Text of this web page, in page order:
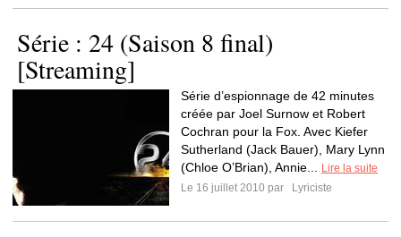
Série : 24 (Saison 8 final)
[Streaming]
Série d’espionnage de 42 minutes
créée par Joel Surnow et Robert
Cochran pour la Fox. Avec Kiefer
Sutherland (Jack Bauer), Mary Lynn
(Chloe O’Brian), Annie...
Lire la suite
Le 16 juillet 2010 par
Lyriciste